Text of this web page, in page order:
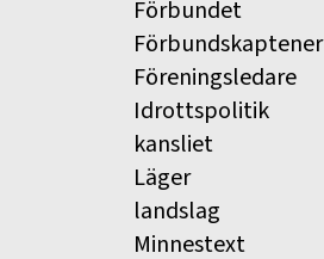
Förbundet
Förbundskaptener
Föreningsledare
Idrottspolitik
kansliet
Läger
landslag
Minnestext